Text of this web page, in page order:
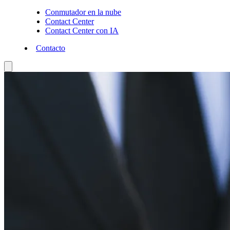
Conmutador en la nube
Contact Center
Contact Center con IA
Contacto